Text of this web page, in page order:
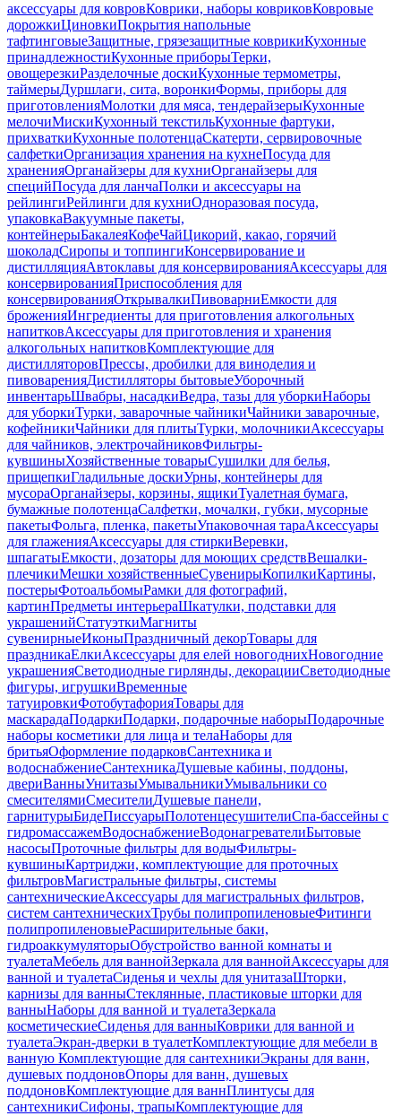
аксессуары для ковровКоврики, наборы ковриковКовровые
дорожкиЦиновкиПокрытия напольные
тафтинговыеЗащитные, грязезащитные коврикиКухонные
принадлежностиКухонные приборыТерки,
овощерезкиРазделочные доскиКухонные термометры,
таймерыДуршлаги, сита, воронкиФормы, приборы для
приготовленияМолотки для мяса, тендерайзерыКухонные
мелочиМискиКухонный текстильКухонные фартуки,
прихваткиКухонные полотенцаСкатерти, сервировочные
салфеткиОрганизация хранения на кухнеПосуда для
храненияОрганайзеры для кухниОрганайзеры для
специйПосуда для ланчаПолки и аксессуары на
рейлингиРейлинги для кухниОдноразовая посуда,
упаковкаВакуумные пакеты,
контейнерыБакалеяКофеЧайЦикорий, какао, горячий
шоколадСиропы и топпингиКонсервирование и
дистилляцияАвтоклавы для консервированияАксессуары для
консервированияПриспособления для
консервированияОткрывалкиПивоварниЕмкости для
броженияИнгредиенты для приготовления алкогольных
напитковАксессуары для приготовления и хранения
алкогольных напитковКомплектующие для
дистилляторовПрессы, дробилки для виноделия и
пивоваренияДистилляторы бытовыеУборочный
инвентарьШвабры, насадкиВедра, тазы для уборкиНаборы
для уборкиТурки, заварочные чайникиЧайники заварочные,
кофейникиЧайники для плитыТурки, молочникиАксессуары
для чайников, электрочайниковФильтры-
кувшиныХозяйственные товарыСушилки для белья,
прищепкиГладильные доскиУрны, контейнеры для
мусораОрганайзеры, корзины, ящикиТуалетная бумага,
бумажные полотенцаСалфетки, мочалки, губки, мусорные
пакетыФольга, пленка, пакетыУпаковочная тараАксессуары
для глаженияАксессуары для стиркиВеревки,
шпагатыЕмкости, дозаторы для моющих средствВешалки-
плечикиМешки хозяйственныеСувенирыКопилкиКартины,
постерыФотоальбомыРамки для фотографий,
картинПредметы интерьераШкатулки, подставки для
украшенийСтатуэткиМагниты
сувенирныеИконыПраздничный декорТовары для
праздникаЕлкиАксессуары для елей новогоднихНовогодние
украшенияСветодиодные гирлянды, декорацииСветодиодные
фигуры, игрушкиВременные
татуировкиФотобутафорияТовары для
маскарадаПодаркиПодарки, подарочные наборыПодарочные
наборы косметики для лица и телаНаборы для
бритьяОформление подарковСантехника и
водоснабжениеСантехникаДушевые кабины, поддоны,
двериВанныУнитазыУмывальникиУмывальники со
смесителямиСмесителиДушевые панели,
гарнитурыБидеПиссуарыПолотенцесушителиСпа-бассейны с
гидромассажемВодоснабжениеВодонагревателиБытовые
насосыПроточные фильтры для водыФильтры-
кувшиныКартриджи, комплектующие для проточных
фильтровМагистральные фильтры, системы
сантехническиеАксессуары для магистральных фильтров,
систем сантехническихТрубы полипропиленовыеФитинги
полипропиленовыеРасширительные баки,
гидроаккумуляторыОбустройство ванной комнаты и
туалетаМебель для ваннойЗеркала для ваннойАксессуары для
ванной и туалетаСиденья и чехлы для унитазаШторки,
карнизы для ванныСтеклянные, пластиковые шторки для
ванныНаборы для ванной и туалетаЗеркала
косметическиеСиденья для ванныКоврики для ванной и
туалетаЭкран-дверки в туалетКомплектующие для мебели в
ванную Комплектующие для сантехникиЭкраны для ванн,
душевых поддоновОпоры для ванн, душевых
поддоновКомплектующие для ваннПлинтусы для
сантехникиСифоны, трапыКомплектующие для